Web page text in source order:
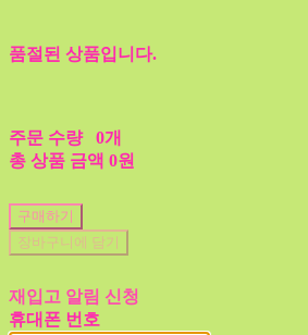
품절된 상품입니다.
주문 수량
0개
총 상품 금액 0원
구매하기
장바구니에 담기
재입고 알림 신청
휴대폰 번호